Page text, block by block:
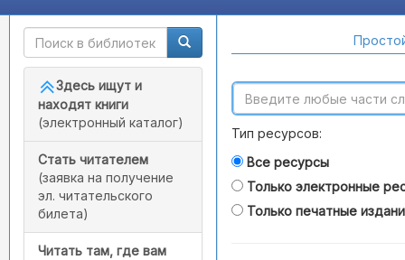
Здесь ищут и
находят книги
(электронный каталог)
Стать читателем
(заявка на получение
эл. читательского
билета)
Читать там, где вам
Тип ресурсов:
Все ресурсы
Только электронные
Только печатные